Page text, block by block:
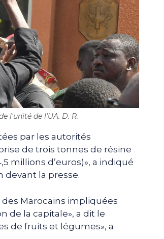
l'unité de l'UA. D. R.
par les autorités
de trois tonnes de résine
millions d’euros)», a indiqué
devant la presse.
Marocains impliquées
de la capitale», a dit le
de fruits et légumes», a